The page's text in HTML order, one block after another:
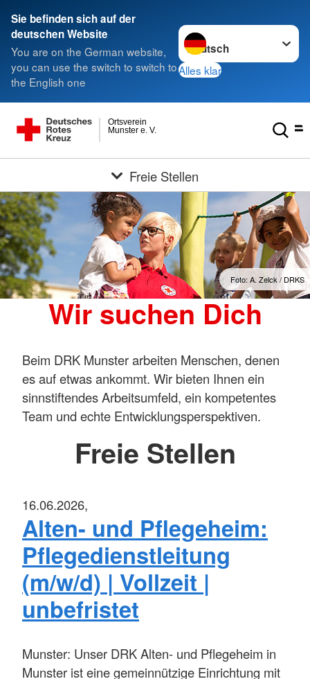
Sie befinden sich auf der
deutschen Website
You are on the German website,
you can use the switch to switch to
the English one
Sprache wechseln zu
Alles klar
Munster e. V.
Ortsverein
Freie Stellen
Foto: A. Zelck / DRKS
Wir suchen Dich
Beim DRK Munster arbeiten Menschen, denen
es auf etwas ankommt. Wir bieten Ihnen ein
sinnstiftendes Arbeitsumfeld, ein kompetentes
Team und echte Entwicklungsperspektiven.
Freie Stellen
16.06.2026,
Alten- und Pflegeheim:
Pflegedienstleitung
(m/w/d) | Vollzeit |
unbefristet
Munster: Unser DRK Alten- und Pflegeheim in
Munster ist eine gemeinnützige Einrichtung mit